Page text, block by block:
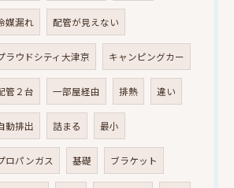
媒漏れ 配管が見えない
ラウドシティ大津京 キャンピングカー
管２台 一部屋経由 排熱 違い
動排出 詰まる 最小
ロパンガス 基礎 ブラケット